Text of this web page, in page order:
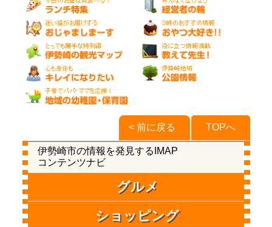
TOPへ
< 前に戻る
伊勢崎市の情報を発見するIMAP
コンテンツナビ
グルメ
ショッピング